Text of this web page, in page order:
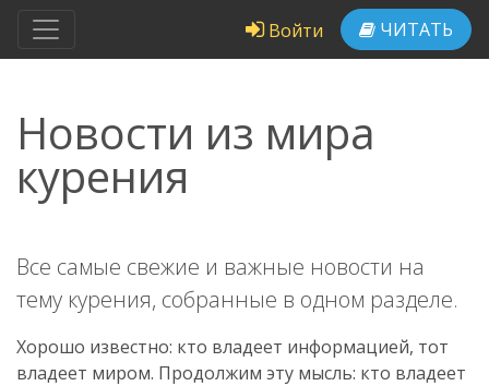
Войти ЧИТАТЬ
Новости из мира
курения
Все самые свежие и важные новости на
тему курения, собранные в одном разделе.
Хорошо известно: кто владеет информацией, тот
владеет миром. Продолжим эту мысль: кто владеет